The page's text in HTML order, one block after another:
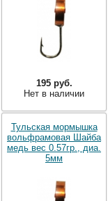
195 руб.
Нет в наличии
Тульская мормышка
вольфрамовая Шайба
медь вес 0.57гр., диа.
5мм